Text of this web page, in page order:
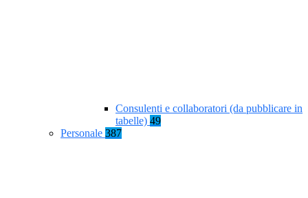
Consulenti e collaboratori (da pubblicare in
tabelle) 49
Personale 387